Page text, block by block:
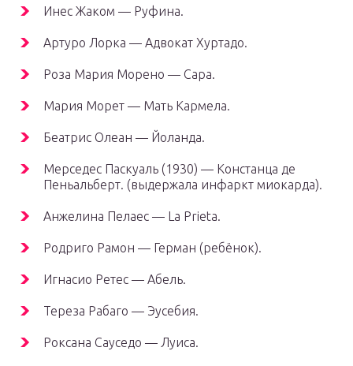
Инес Жаком — Руфина.
Артуро Лорка — Адвокат Хуртадо.
Роза Мария Морено — Сара.
Мария Морет — Мать Кармела.
Беатрис Олеан — Йоланда.
Мерседес Паскуаль (1930) — Констанца де
Пеньальберт. (выдержала инфаркт миокарда).
Анжелина Пелаес — La Prieta.
Родриго Рамон — Герман (ребёнок).
Игнасио Ретес — Абель.
Тереза Рабаго — Эусебия.
Роксана Сауседо — Луиса.